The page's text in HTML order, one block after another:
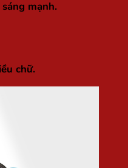
mạnh.
chữ.